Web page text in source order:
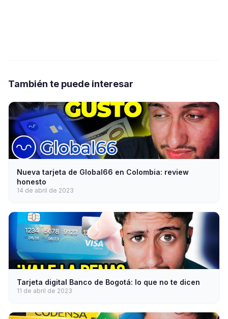
También te puede interesar
Nueva tarjeta de Global66 en Colombia: review
honesto
14 de abril de 2023
Tarjeta digital Banco de Bogotá: lo que no te dicen
11 de abril de 2023